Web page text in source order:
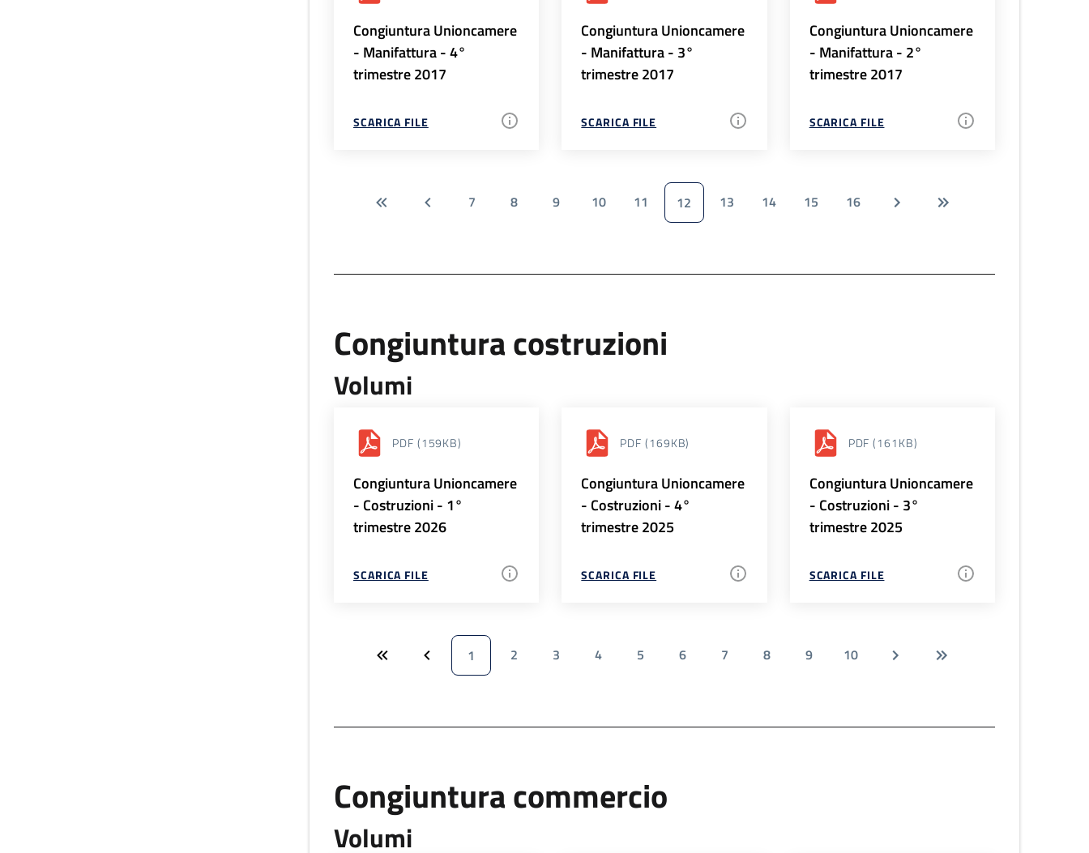
Congiuntura Unioncamere
- Manifattura - 4°
trimestre 2017
SCARICA FILE
Congiuntura Unioncamere
- Manifattura - 3°
trimestre 2017
SCARICA FILE
Congiuntura Unioncamere
- Manifattura - 2°
trimestre 2017
SCARICA FILE
7 8 9 10 11 12 13 14 15 16
Congiuntura costruzioni
Volumi
PDF (159KB)
Congiuntura Unioncamere
- Costruzioni - 1°
trimestre 2026
SCARICA FILE
PDF (169KB)
Congiuntura Unioncamere
- Costruzioni - 4°
trimestre 2025
SCARICA FILE
PDF (161KB)
Congiuntura Unioncamere
- Costruzioni - 3°
trimestre 2025
SCARICA FILE
1 2 3 4 5 6 7 8 9 10
Congiuntura commercio
Volumi